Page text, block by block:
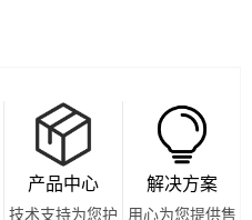
产品中心
技术支持为您护
解决方案
用心为您提供售